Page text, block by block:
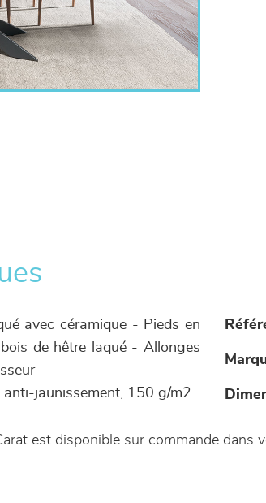
avec céramique - Pieds en
de hêtre laqué - Allonges
anti-jaunissement, 150 g/m2
est disponible sur commande dans